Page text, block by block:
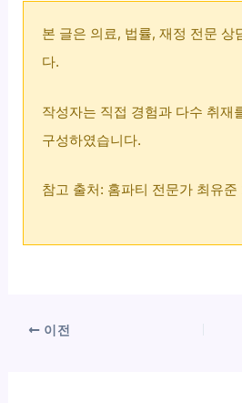
본 글은 의료, 법률, 재정 전문 상
다.
작성자는 직접 경험과 다수 취재
구성하였습니다.
참고 출처: 홈파티 전문가 최유
이전